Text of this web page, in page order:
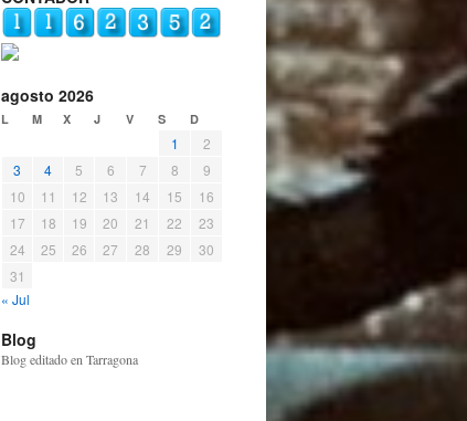
agosto 2026
L M X J V S D
1
2
3
4 5 6 7 8
9
10
11 12 13 14 15
16
17
18 19 20 21 22
23
24
25 26 27 28 29
30
31
« Jul
Blog
Blog editado en Tarragona